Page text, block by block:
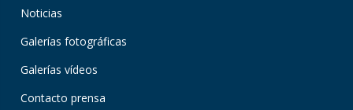
Noticias
Galerías fotográficas
Galerías vídeos
Contacto prensa